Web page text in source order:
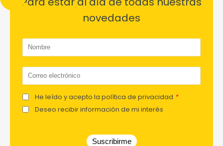
novedades
He leído y acepto la política de privacidad *
Deseo recibir información de mi interés
Suscribirme